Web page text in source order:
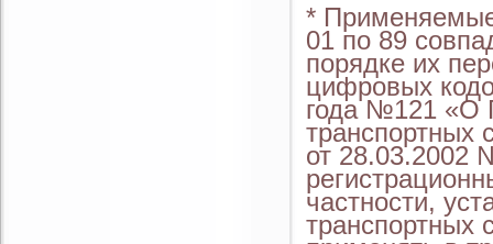
*
01 по 89
порядке их
цифровых
года №121 «О
от 28.03.2002
частности,
транспортных